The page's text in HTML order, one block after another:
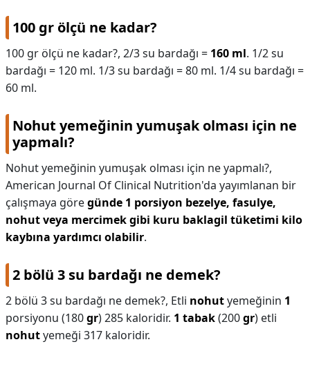
100 gr ölçü ne kadar?
100 gr ölçü ne kadar?, 2/3 su bardağı = 160 ml. 1/2 su
bardağı = 120 ml. 1/3 su bardağı = 80 ml. 1/4 su bardağı =
60 ml.
Nohut yemeğinin yumuşak olması için ne
yapmalı?
Nohut yemeğinin yumuşak olması için ne yapmalı?,
American Journal Of Clinical Nutrition'da yayımlanan bir
çalışmaya göregünde 1 porsiyon bezelye, fasulye,
nohut veya mercimek gibi kuru baklagil tüketimi kilo
kaybına yardımcı olabilir.
2 bölü 3 su bardağı ne demek?
2 bölü 3 su bardağı ne demek?, Etli nohutyemeğinin 1
porsiyonu (180gr) 285 kaloridir. 1 tabak(200gr) etli
nohutyemeği 317 kaloridir.